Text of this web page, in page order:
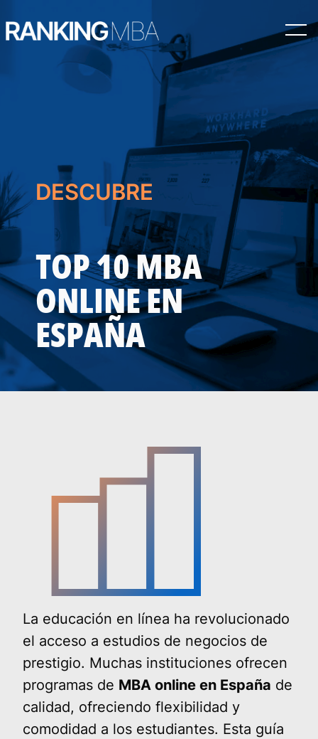
al
contenido
DESCUBRE
TOP 10 MBA
ONLINE EN
ESPAÑA
La educación en línea ha revolucionado
el acceso a estudios de negocios de
prestigio. Muchas instituciones ofrecen
programas de MBA online en España de
calidad, ofreciendo flexibilidad y
comodidad a los estudiantes. Esta guía